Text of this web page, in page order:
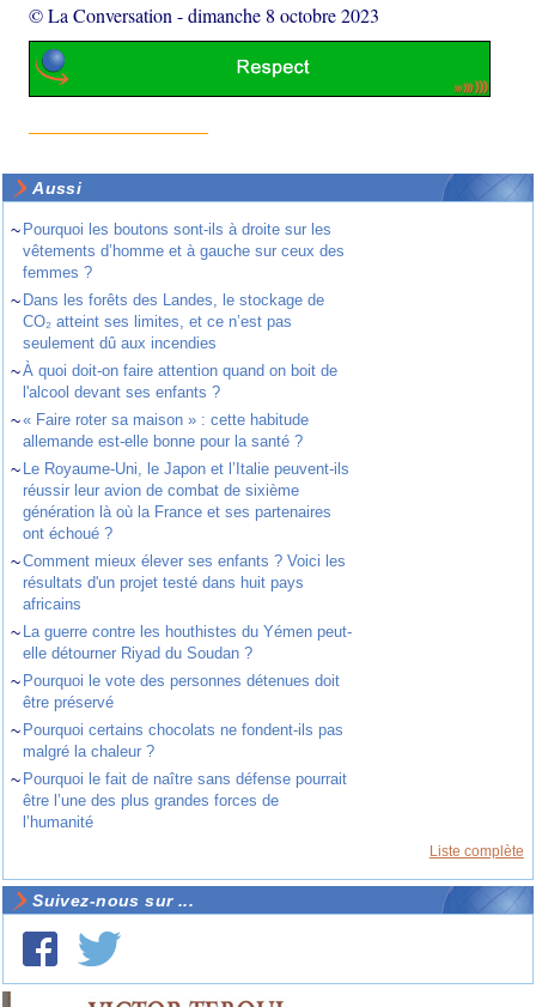
© La Conversation -dimanche 8 octobre 2023
Aussi
~ Pourquoi les boutons sont-ils à droite sur les
vêtements d’homme et à gauche sur ceux des
femmes ?
~ Dans les forêts des Landes, le stockage de
CO₂ atteint ses limites, et ce n’est pas
seulement dû aux incendies
~À quoi doit-on faire attention quand on boit de
l'alcool devant ses enfants ?
~« Faire roter sa maison » : cette habitude
allemande est-elle bonne pour la santé ?
~ Le Royaume-Uni, le Japon et l’Italie peuvent-ils
réussir leur avion de combat de sixième
génération là où la France et ses partenaires
ont échoué ?
~Comment mieux élever ses enfants ? Voici les
résultats d'un projet testé dans huit pays
africains
~ La guerre contre les houthistes du Yémen peut-
elle détourner Riyad du Soudan ?
~ Pourquoi le vote des personnes détenues doit
être préservé
~ Pourquoi certains chocolats ne fondent-ils pas
malgré la chaleur ?
~ Pourquoi le fait de naître sans défense pourrait
être l’une des plus grandes forces de
l’humanité
Liste complète
Suivez-nous sur ...